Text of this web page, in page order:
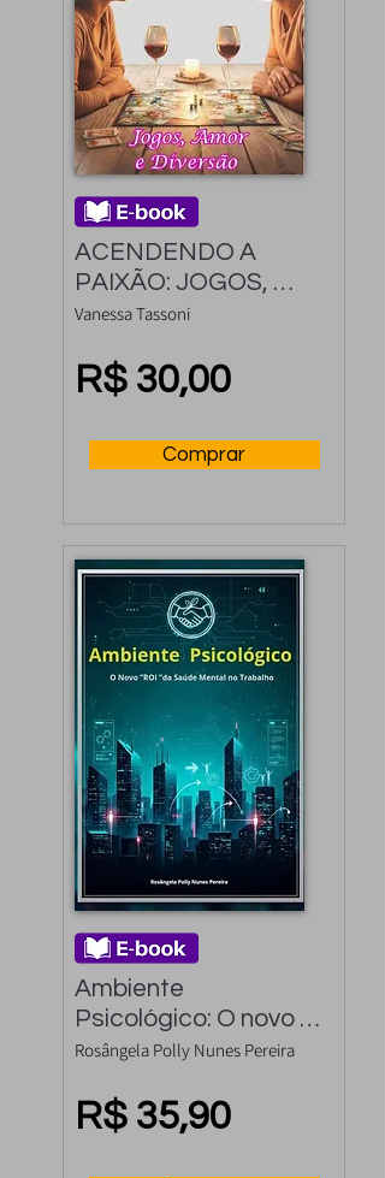
ACENDENDO A
PAIXÃO: JOGOS,
AMOR E DIVERSÃO
Vanessa Tassoni
R$ 30,00
Comprar
Ambiente
Psicológico: O novo
"ROI" da Saúde
Rosângela Polly Nunes Pereira
R$ 35,90